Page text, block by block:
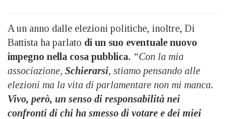
A un anno dalle elezioni politiche, inoltre, Di
Battista ha parlato di un suo eventuale nuovo
impegno nella cosa pubblica. “Con la mia
associazione, Schierarsi, stiamo pensando alle
elezioni ma la vita di parlamentare non mi manca.
Vivo, però, un senso di responsabilità nei
confronti di chi ha smesso di votare e dei miei